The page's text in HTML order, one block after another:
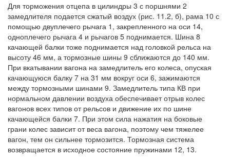
Для торможения отцепа в цилиндры 3 с поршнями 2
замедлителя подается сжатый воздух (рис. 11.2, б), рама 10 с
помощью двуплечего рычага 1, закрепленного на оси 14,
одноплечего рычага 4 и рычагов 5 поднимается. Шина 8
качающей балки тоже поднимается над головкой рельса на
высоту 46 мм, а тормозные шины 9 сближаются до 140 мм.
При вкатывании вагона на замедлитель его колеса, опуская
качающуюся балку 7 на 31 мм вокруг оси 6, зажимаются
между тормозными шинами 9. Замедлитель типа КВ при
нормальном давлении воздуха обеспечивает отрыв колес
вагонов всех типов от рельсов и движение их по шине
качающейся балки 7. При этом сила нажатия на боковые
грани колес зависит от веса вагона, поэтому чем тяжелее
вагон, тем он сильнее тормозится. Тормозная система
возвращается в исходное состояние пружинами 12, 13.